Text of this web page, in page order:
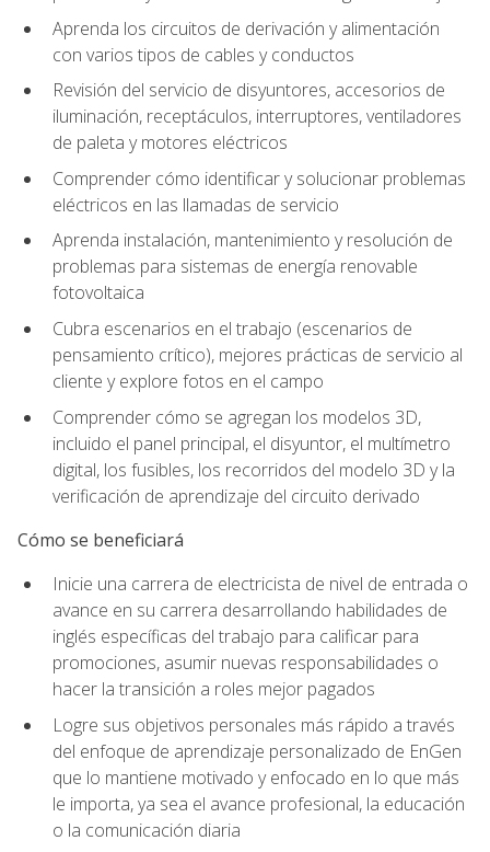
Aprenda los circuitos de derivación y alimentación
con varios tipos de cables y conductos
Revisión del servicio de disyuntores, accesorios de
iluminación, receptáculos, interruptores, ventiladores
de paleta y motores eléctricos
Comprender cómo identificar y solucionar problemas
eléctricos en las llamadas de servicio
Aprenda instalación, mantenimiento y resolución de
problemas para sistemas de energía renovable
fotovoltaica
Cubra escenarios en el trabajo (escenarios de
pensamiento crítico), mejores prácticas de servicio al
cliente y explore fotos en el campo
Comprender cómo se agregan los modelos 3D,
incluido el panel principal, el disyuntor, el multímetro
digital, los fusibles, los recorridos del modelo 3D y la
verificación de aprendizaje del circuito derivado
Cómo se beneficiará
Inicie una carrera de electricista de nivel de entrada o
avance en su carrera desarrollando habilidades de
inglés específicas del trabajo para calificar para
promociones, asumir nuevas responsabilidades o
hacer la transición a roles mejor pagados
Logre sus objetivos personales más rápido a través
del enfoque de aprendizaje personalizado de EnGen
que lo mantiene motivado y enfocado en lo que más
le importa, ya sea el avance profesional, la educación
o la comunicación diaria